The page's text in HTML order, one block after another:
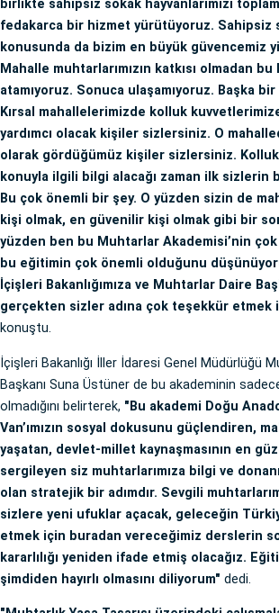
birlikte sahipsiz sokak hayvanlarımızı
fedakarca bir hizmet yürütüyoruz. Sahipsiz
konusunda da bizim en büyük güvencemiz
Mahalle muhtarlarımızın katkısı olmadan
atamıyoruz. Sonuca ulaşamıyoruz. Başka
Kırsal mahallelerimizde kolluk
yardımcı olacak kişiler sizlersiniz. O
olarak gördüğümüz kişiler sizlersiniz.
konuyla ilgili bilgi alacağı zaman ilk sizlerin
Bu çok önemli bir şey. O yüzden sizin de
kişi olmak, en güvenilir kişi olmak gibi bir
yüzden ben bu Muhtarlar Akademisi’nin
bu eğitimin çok önemli olduğunu
İçişleri Bakanlığımıza ve Muhtarlar Daire
gerçekten sizler adına çok teşekkür etmek
konuştu.
İçişleri Bakanlığı İller İdaresi Genel Müdürlüğü
Başkanı Suna Üstüner de bu akademinin
olmadığını belirterek, "Bu akademi Doğu
Van’ımızın sosyal dokusunu güçlendiren,
yaşatan, devlet-millet kaynaşmasının en
sergileyen siz muhtarlarımıza bilgi ve
olan stratejik bir adımdır. Sevgili
sizlere yeni ufuklar açacak, geleceğin
etmek için buradan vereceğimiz derslerin
kararlılığı yeniden ifade etmiş olacağız.
şimdiden hayırlı olmasını diliyorum" dedi.